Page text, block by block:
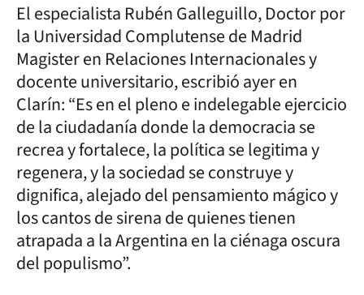
El especialista Rubén Galleguillo, Doctor por
la Universidad Complutense de Madrid
Magister en Relaciones Internacionales y
docente universitario, escribió ayer en
Clarín: “Es en el pleno e indelegable ejercicio
de la ciudadanía donde la democracia se
recrea y fortalece, la política se legitima y
regenera, y la sociedad se construye y
dignifica, alejado del pensamiento mágico y
los cantos de sirena de quienes tienen
atrapada a la Argentina en la ciénaga oscura
del populismo”.